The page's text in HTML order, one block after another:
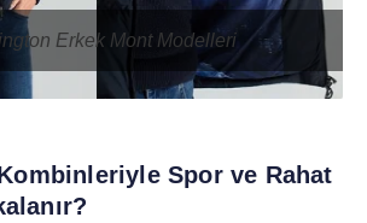
Erkek Mont Modelleri
Spor ve Rahat